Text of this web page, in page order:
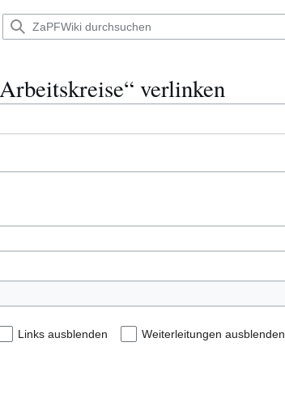
verlinken
Links ausblenden Weiterleitungen ausblenden